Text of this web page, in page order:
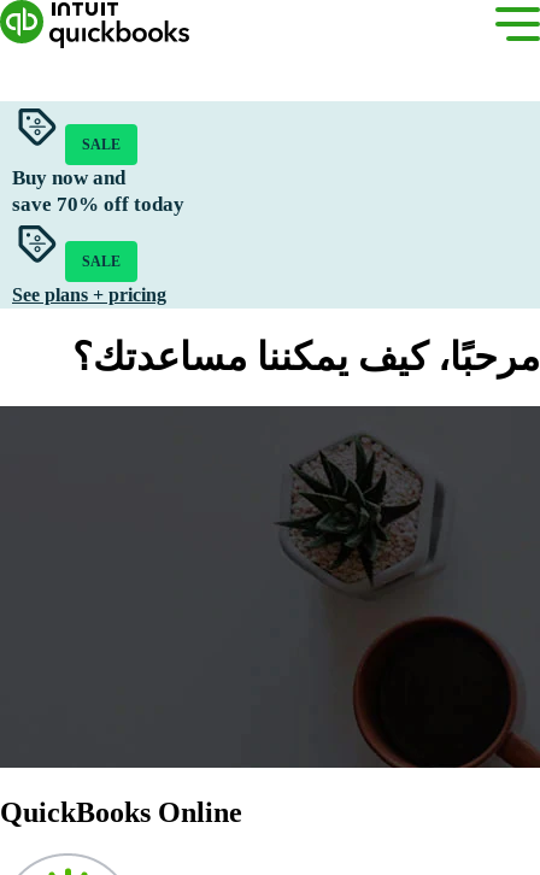
SALE
Buy now and
save 70% off today
SALE
See plans + pricing
مرحبًا، كيف يمكننا مساعدتك؟
QuickBooks Online